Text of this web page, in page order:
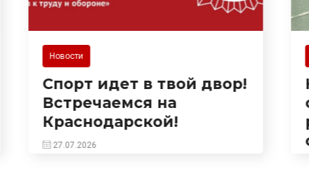
Новости
Настоящий праздник
спорта и здоровья
развернулся 25 июля на
спортивной площадке